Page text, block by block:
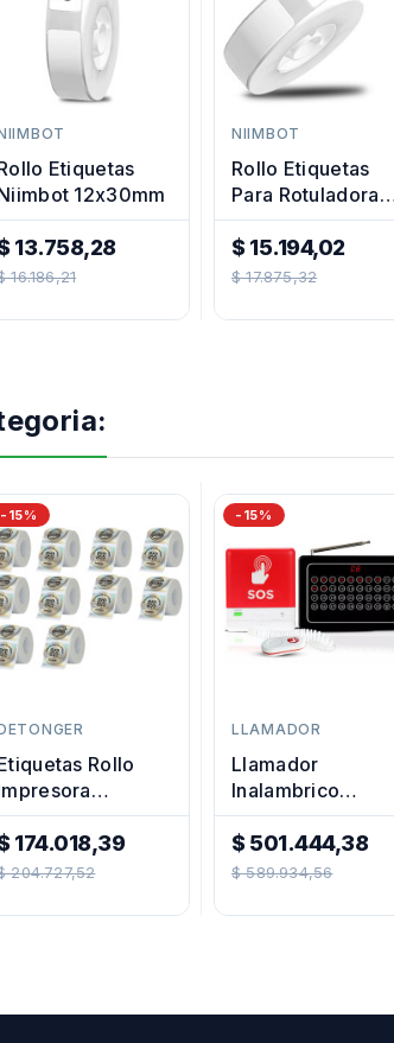
Etiquetas
Niimbot 12x30mm
13.758,28
16.186,21
NIIMBOT
Rollo Etiquetas
Para Rotuladora
Impresora
Térmica 14x22mm
$ 15.194,02
Precio
$ 17.875,32
-15%
Rollo
Redondas
Plateadas
174.018,39
204.727,52
-15%
LLAMADOR
Llamador
Inalambrico
Enfermeria
Hospital Geriatrico
Sos
$ 501.444,38
Precio
$ 589.934,56